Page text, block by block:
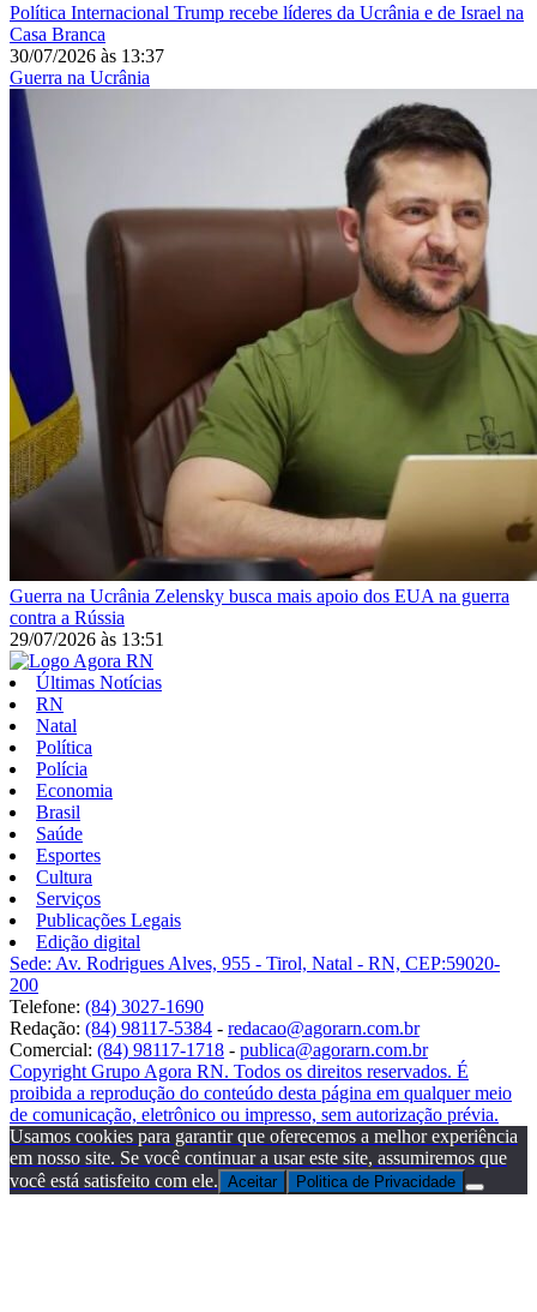
Política Internacional Trump recebe líderes da Ucrânia e de Israel na
Casa Branca
30/07/2026 às 13:37
Guerra na Ucrânia
Guerra na Ucrânia Zelensky busca mais apoio dos EUA na guerra
contra a Rússia
29/07/2026 às 13:51
Últimas Notícias
RN
Natal
Política
Polícia
Economia
Brasil
Saúde
Esportes
Cultura
Serviços
Publicações Legais
Edição digital
Sede: Av. Rodrigues Alves, 955 - Tirol, Natal - RN, CEP:59020-
200
Telefone: (84) 3027-1690
Redação: (84) 98117-5384 - redacao@agorarn.com.br
Comercial: (84) 98117-1718 - publica@agorarn.com.br
Copyright Grupo Agora RN. Todos os direitos reservados. É
proibida a reprodução do conteúdo desta página em qualquer meio
de comunicação, eletrônico ou impresso, sem autorização prévia.
Usamos cookies para garantir que oferecemos a melhor experiência
em nosso site. Se você continuar a usar este site, assumiremos que
você está satisfeito com ele. Aceitar Politica de Privacidade